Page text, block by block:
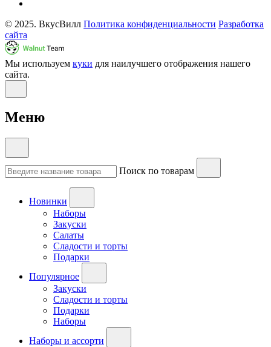
© 2025. ВкусВилл Политика конфиденциальности Разработка
сайта
Мы используем куки для наилучшего отображения нашего
сайта.
Меню
Поиск по товарам
Новинки
Наборы
Закуски
Салаты
Сладости и торты
Подарки
Популярное
Закуски
Сладости и торты
Подарки
Наборы
Наборы и ассорти